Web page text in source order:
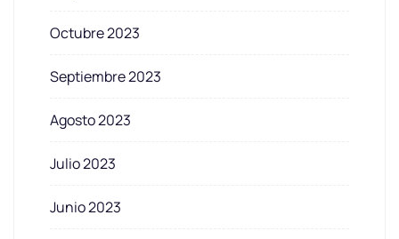
Octubre 2023
Septiembre 2023
Agosto 2023
Julio 2023
Junio 2023